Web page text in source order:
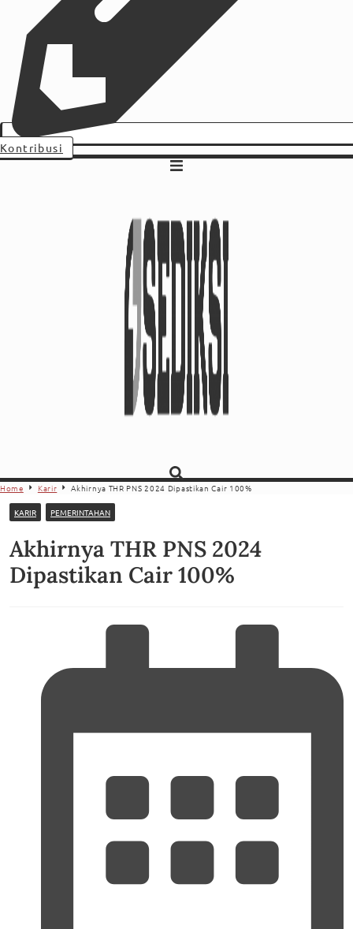
Kontribusi
Home Karir Akhirnya THR PNS 2024 Dipastikan Cair 100%
KARIR PEMERINTAHAN
Akhirnya THR PNS 2024
Dipastikan Cair 100%